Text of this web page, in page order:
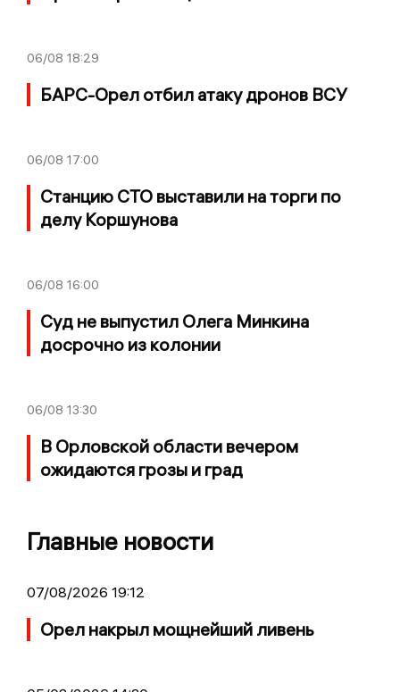
06/08 18:29
БАРС-Орел отбил атаку дронов ВСУ
06/08 17:00
Станцию СТО выставили на торги по
делу Коршунова
06/08 16:00
Суд не выпустил Олега Минкина
досрочно из колонии
06/08 13:30
В Орловской области вечером
ожидаются грозы и град
Главные новости
07/08/2026 19:12
Орел накрыл мощнейший ливень